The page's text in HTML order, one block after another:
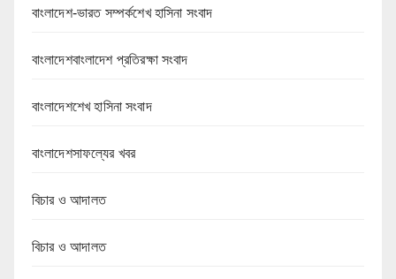
বাংলাদেশ-ভারত সম্পর্কশেখ হাসিনা সংবাদ
বাংলাদেশবাংলাদেশ প্রতিরক্ষা সংবাদ
বাংলাদেশশেখ হাসিনা সংবাদ
বাংলাদেশসাফল্যের খবর
বিচার ও আদালত
বিচার ও আদালত